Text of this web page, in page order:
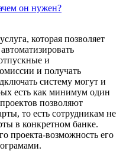
он нужен?
которая позволяет
и
и получать
систему могут и
есть как минимум один
позволяют
то есть сотрудникам не
в конкретном банке.
проекта-возможность его